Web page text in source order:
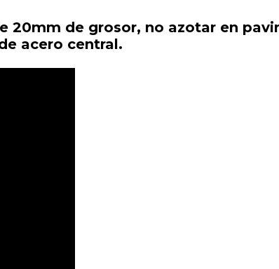
20mm de grosor, no azotar en
acero central.